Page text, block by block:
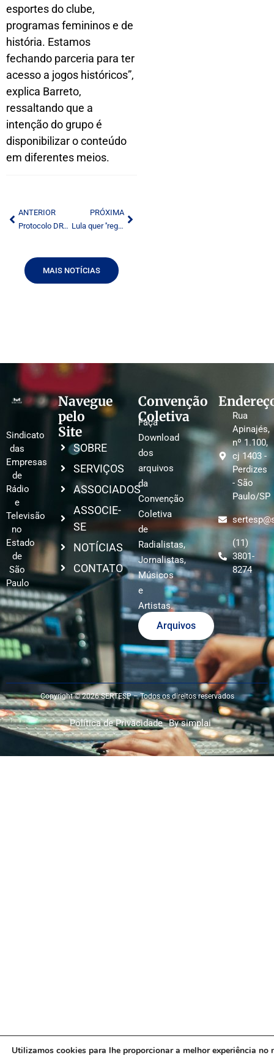
esportes do clube,
programas femininos e de
história. Estamos
fechando parceria para ter
acesso a jogos históricos”,
explica Barreto,
ressaltando que a
intenção do grupo é
disponibilizar o conteúdo
em diferentes meios.
ANTERIOR
Protocolo DRT Requerimento Radialistas
PRÓXIMA
Lula quer ''regular a mídia'' este ano
MAIS NOTÍCIAS
Sindicato
das
Empresas
de
Rádio
e
Televisão
no
Estado
de
São
Paulo
Navegue
pelo
Site
SOBRE
SERVIÇOS
ASSOCIADOS
ASSOCIE-
SE
NOTÍCIAS
CONTATO
Convenção
Coletiva
Faça
Download
dos
arquivos
da
Convenção
Coletiva
de
Radialistas,
Jornalistas,
Músicos
e
Artistas.
Arquivos
Rua
Apinajés,
nº 1.100,
cj 1403 -
Perdizes
- São
Paulo/SP
(11)
3801-
8274
Copyright © 2026 SERTESP – Todos os direitos reservados
Política de Privacidade By simplai
Utilizamos cookies para lhe proporcionar a melhor experiência no